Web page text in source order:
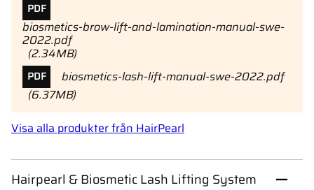
PDF
biosmetics-brow-lift-and-lamination-manual-swe-
2022.pdf
2.34MB
PDF
biosmetics-lash-lift-manual-swe-2022.pdf
6.37MB
Visa alla produkter från HairPearl
Hairpearl & Biosmetic Lash Lifting System